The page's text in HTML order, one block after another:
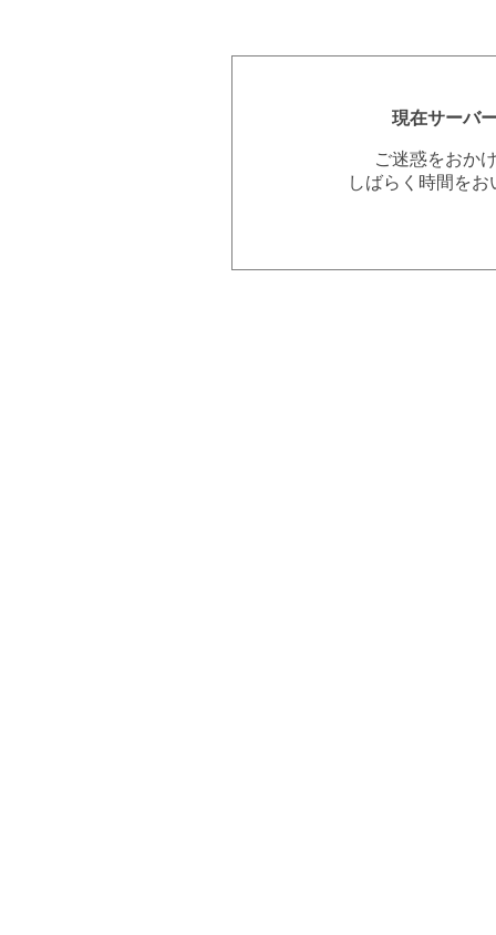
現在サーバ
ご迷惑をおか
しばらく時間を